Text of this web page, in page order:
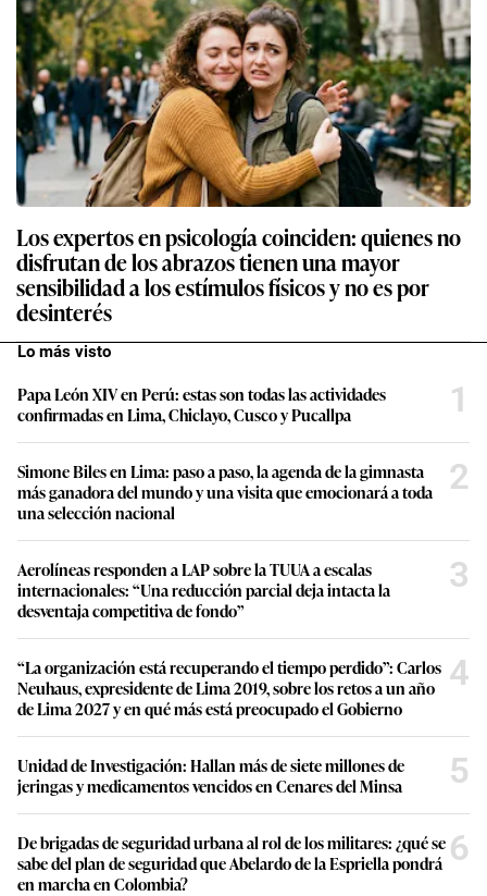
Los expertos en psicología coinciden: quienes no
disfrutan de los abrazos tienen una mayor
sensibilidad a los estímulos físicos y no es por
desinterés
Lo más visto
Papa León XIV en Perú: estas son todas las actividades
confirmadas en Lima, Chiclayo, Cusco y Pucallpa
1
Simone Biles en Lima: paso a paso, la agenda de la gimnasta
más ganadora del mundo y una visita que emocionará a toda
una selección nacional
2
Aerolíneas responden a LAP sobre la TUUA a escalas
internacionales: “Una reducción parcial deja intacta la
desventaja competitiva de fondo”
3
“La organización está recuperando el tiempo perdido”: Carlos
Neuhaus, expresidente de Lima 2019, sobre los retos a un año
de Lima 2027 y en qué más está preocupado el Gobierno
4
Unidad de Investigación: Hallan más de siete millones de
jeringas y medicamentos vencidos en Cenares del Minsa
5
De brigadas de seguridad urbana al rol de los militares: ¿qué se
sabe del plan de seguridad que Abelardo de la Espriella pondrá
en marcha en Colombia?
6